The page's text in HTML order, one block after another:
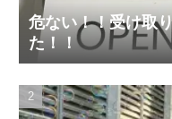
危ない！！受け取
た！！